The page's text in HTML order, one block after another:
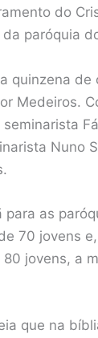
do
paróquia
quinzena de
Medeiros.
Nuno
as
70 jovens
jovens, a
que na